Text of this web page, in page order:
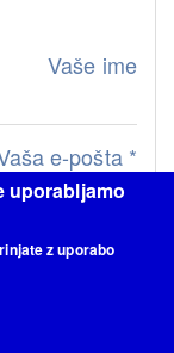
Vaše ime
e-pošta *
Sporočilo
uporabljamo
z uporabo